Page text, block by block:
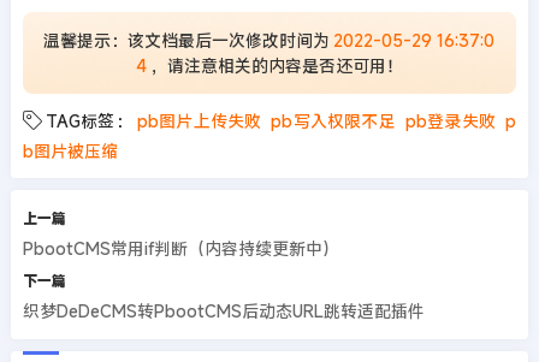
温馨提示：该文档最后一次修改时间为 2022-05-29 16:37:0
4 ，请注意相关的内容是否还可用！
TAG标签： pb图片上传失败 pb写入权限不足 pb登录失败 p
b图片被压缩
上一篇
PbootCMS常用if判断（内容持续更新中）
下一篇
织梦DeDeCMS转PbootCMS后动态URL跳转适配插件